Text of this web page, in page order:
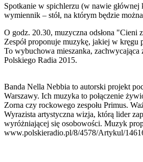
Spotkanie w spichlerzu (w nawie
wymiennik – stół, na którym będzie
O godz. 20.30, muzyczna odsłona "Cieni
Zespół proponuje muzykę, jakiej w kręgu
To wybuchowa mieszanka,
Polskiego Radia 2015.
Banda Nella Nebbia to autorski projekt
Warszawy. Ich muzyka to połączenie
Zorna czy rockowego zespołu Primus.
Wyrazista artystyczna wizja, którą lider
wyróżniającej się osobowości. Muzyk
www.polskieradio.pl/8/4578/Artykul/